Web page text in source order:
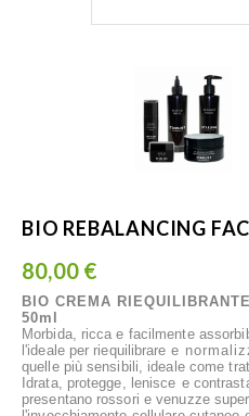
BIO REBALANCING
80,00 €
BIO CREMA
50ml
Morbida, ricca e facilmente
l'ideale per riequilibrare e
quelle più sensibili, ideale come
Idrata, protegge, lenisce e
presentano rossori e venuzze